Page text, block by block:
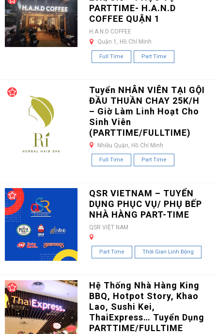
PARTTIME- H.A.N.D
COFFEE QUẬN 1
H.A.N.D COFFEE
Quận 1, Hồ Chí Minh
Full Time Part Time
Tuyển NHÂN VIÊN TẠI GỘI
ĐẦU THUẦN CHAY 25K/H
– Giờ Làm Linh Hoạt Cho
Sinh Viên
(PARTTIME/FULLTIME)
Nhiều Quận, Hồ Chí Minh
Full Time Part Time
QSR VIETNAM – TUYỂN
DỤNG PHỤC VỤ/ PHỤ BẾP
NHÀ HÀNG PART-TIME
QSR VIỆT NAM
Part Time Thời Gian Linh Động
Hệ Thống Nhà Hàng King
BBQ, Hotpot Story, Khao
Lao, Sushi Kei,
ThaiExpress… Tuyển Dụng
PARTTIME/FULLTIME